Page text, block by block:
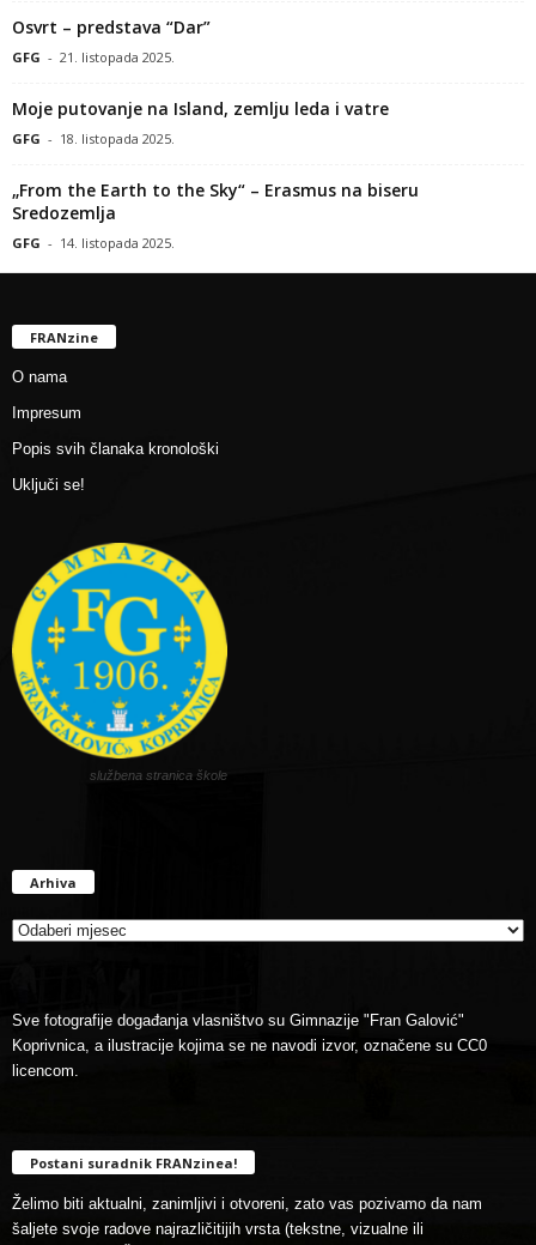
Osvrt – predstava “Dar”
GFG - 21. listopada 2025.
Moje putovanje na Island, zemlju leda i vatre
GFG - 18. listopada 2025.
„From the Earth to the Sky“ – Erasmus na biseru
Sredozemlja
GFG - 14. listopada 2025.
FRANzine
O nama
Impresum
Popis svih članaka kronološki
Uključi se!
službena stranica škole
Arhiva
Sve fotografije događanja vlasništvo su Gimnazije "Fran Galović"
Koprivnica, a ilustracije kojima se ne navodi izvor, označene su CC0
licencom.
Postani suradnik FRANzinea!
Želimo biti aktualni, zanimljivi i otvoreni, zato vas pozivamo da nam
šaljete svoje radove najrazličitijih vrsta (tekstne, vizualne ili